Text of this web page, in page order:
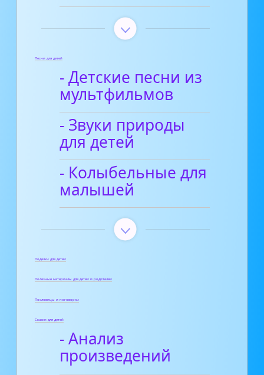
Песни для детей
- Детские песни из
мультфильмов
- Звуки природы
для детей
- Колыбельные для
малышей
Поделки для детей
Полезные материалы для детей и родителей
Пословицы и поговорки
Сказки для детей
- Анализ
произведений